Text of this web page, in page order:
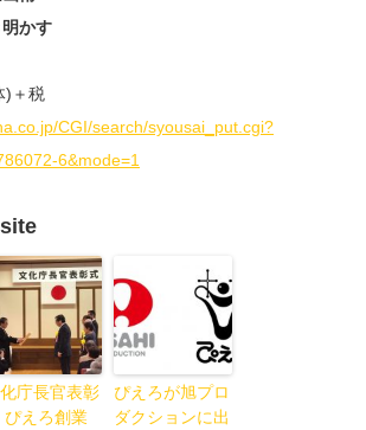
かす
)＋税
CGI/search/syousai_put.cgi?
6&mode=1
庁長官表彰
ぴえろ創業
ぴえろが旭プロ
ダクションに出